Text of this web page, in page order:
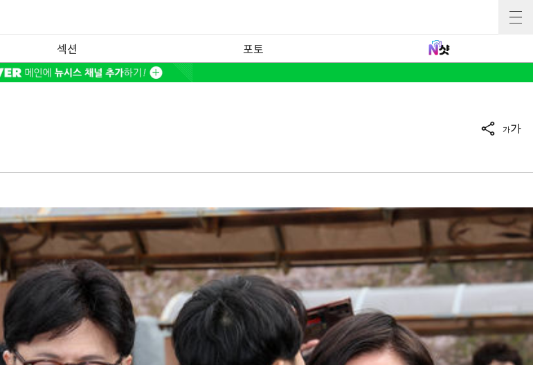
섹션 포토
가가